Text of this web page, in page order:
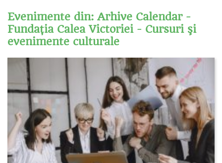
Evenimente din: Arhive Calendar -
Fundaţia Calea Victoriei - Cursuri şi
evenimente culturale